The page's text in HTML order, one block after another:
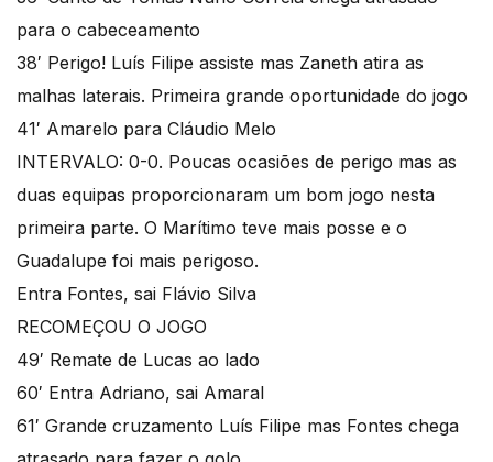
para o cabeceamento
38′ Perigo! Luís Filipe assiste mas Zaneth atira as
malhas laterais. Primeira grande oportunidade do jogo
41′ Amarelo para Cláudio Melo
INTERVALO: 0-0. Poucas ocasiões de perigo mas as
duas equipas proporcionaram um bom jogo nesta
primeira parte. O Marítimo teve mais posse e o
Guadalupe foi mais perigoso.
Entra Fontes, sai Flávio Silva
RECOMEÇOU O JOGO
49′ Remate de Lucas ao lado
60′ Entra Adriano, sai Amaral
61′ Grande cruzamento Luís Filipe mas Fontes chega